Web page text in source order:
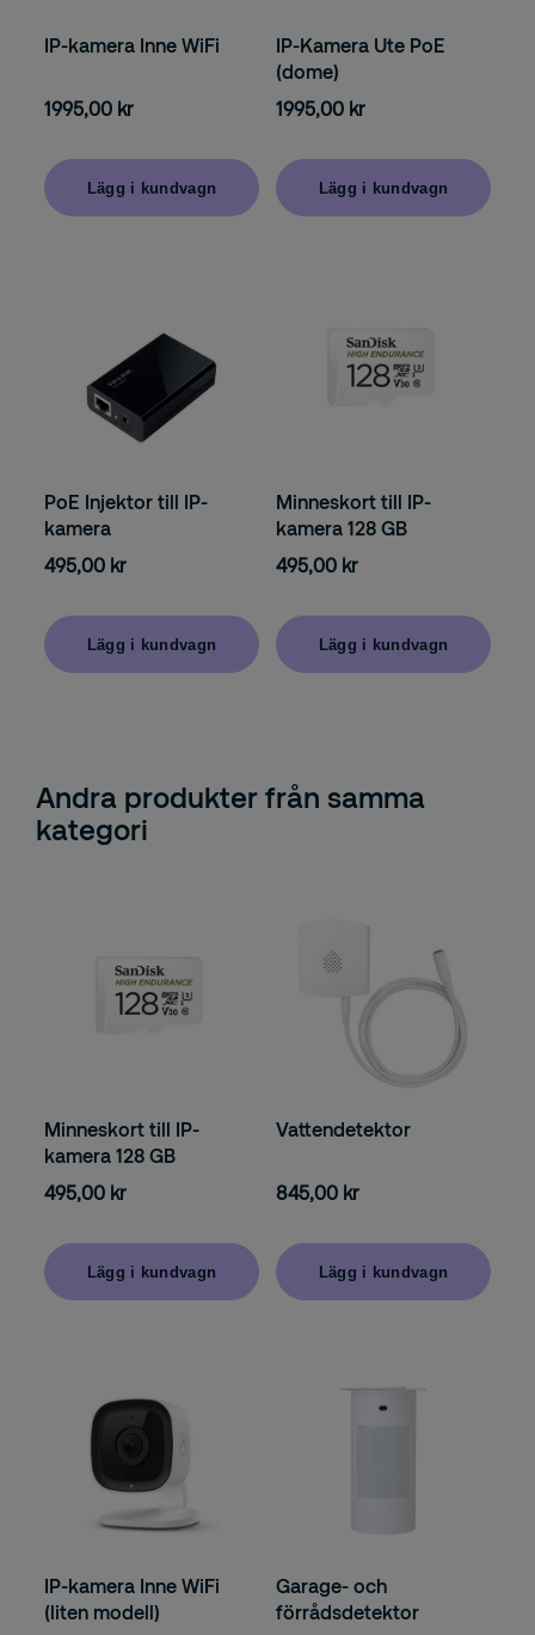
IP-kamera Inne WiFi
1995,00 kr
Lägg i kundvagn
IP-Kamera Ute PoE
(dome)
1995,00 kr
Lägg i kundvagn
PoE Injektor till IP-
kamera
495,00 kr
Lägg i kundvagn
Minneskort till IP-
kamera 128 GB
495,00 kr
Lägg i kundvagn
Andra produkter från samma
kategori
Minneskort till IP-
kamera 128 GB
495,00 kr
Lägg i kundvagn
Vattendetektor
845,00 kr
Lägg i kundvagn
IP-kamera Inne WiFi
(liten modell)
Garage- och
förrådsdetektor